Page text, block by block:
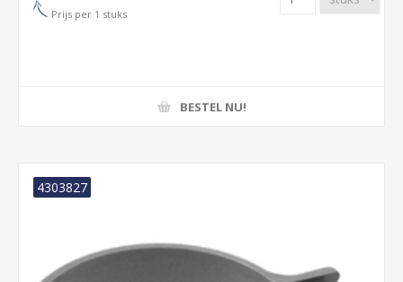
Prijs per 1 stuks
BESTEL NU!
4303827